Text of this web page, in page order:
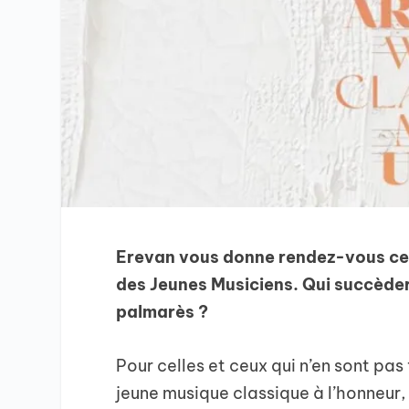
Erevan vous donne rendez-vous
des Jeunes Musiciens. Qui
palmarès ?
Pour celles et ceux qui n’en sont
jeune musique classique à